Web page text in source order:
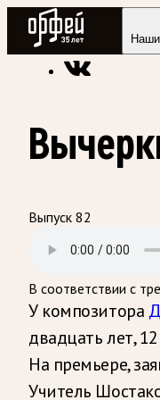
Радио Орфей
Радио классической
Выпуск 82
В соответствии с
У композитора
двадцать лет,
На премьере,
Учитель